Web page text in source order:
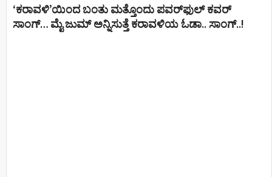
‘ಕರಾವಳಿ’ಯಿಂದ ಬಂತು ಮತ್ತೊಂದು ಪವರ್‌ಫುಲ್ ಕವರ್
ಸಾಂಗ್… ಮೈ ಜುಮ್ ಅನ್ನಿಸುತ್ತೆ ಕರಾವಳಿಯ ಓಡಾ.. ಸಾಂಗ್‌..!